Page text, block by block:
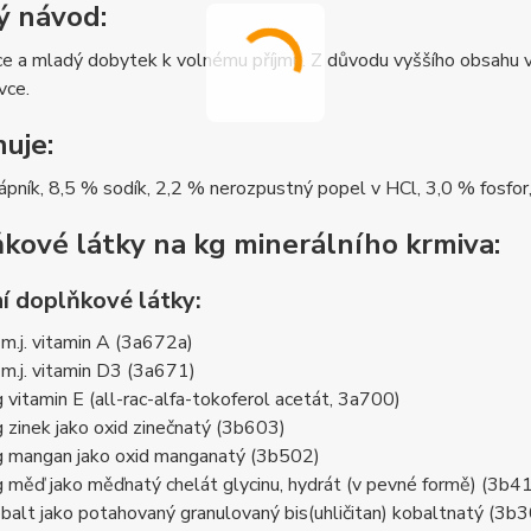
návod:
a mladý dobytek k volnému příjmu. Z důvodu vyššího
8,5 % sodík, 2,2 % nerozpustný popel v HCl, 3,0 %
látky na kg minerálního krmiva:
doplňkové látky:
vitamin A (3a672a)
vitamin D3 (3a671)
vitamin E (all-rac-alfa-tokoferol acetát, 3a700)
jako oxid zinečnatý (3b603)
jako oxid manganatý (3b502)
jako měďnatý chelát glycinu, hydrát (v pevné formě)
jako potahovaný granulovaný bis(uhličitan) kobaltnatý